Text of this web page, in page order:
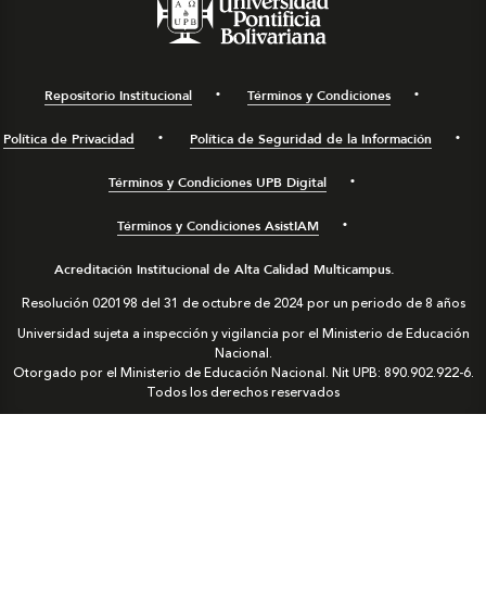
Repositorio Institucional Términos y Condiciones
Política de Privacidad Política de Seguridad de la Información
Términos y Condiciones UPB Digital
Términos y Condiciones AsistIAM
Acreditación Institucional de Alta Calidad Multicampus.
Resolución 020198 del 31 de octubre de 2024 por un periodo de 8 años
Universidad sujeta a inspección y vigilancia por el Ministerio de Educación
Nacional.
Otorgado por el Ministerio de Educación Nacional. Nit UPB: 890.902.922-6.
Todos los derechos reservados